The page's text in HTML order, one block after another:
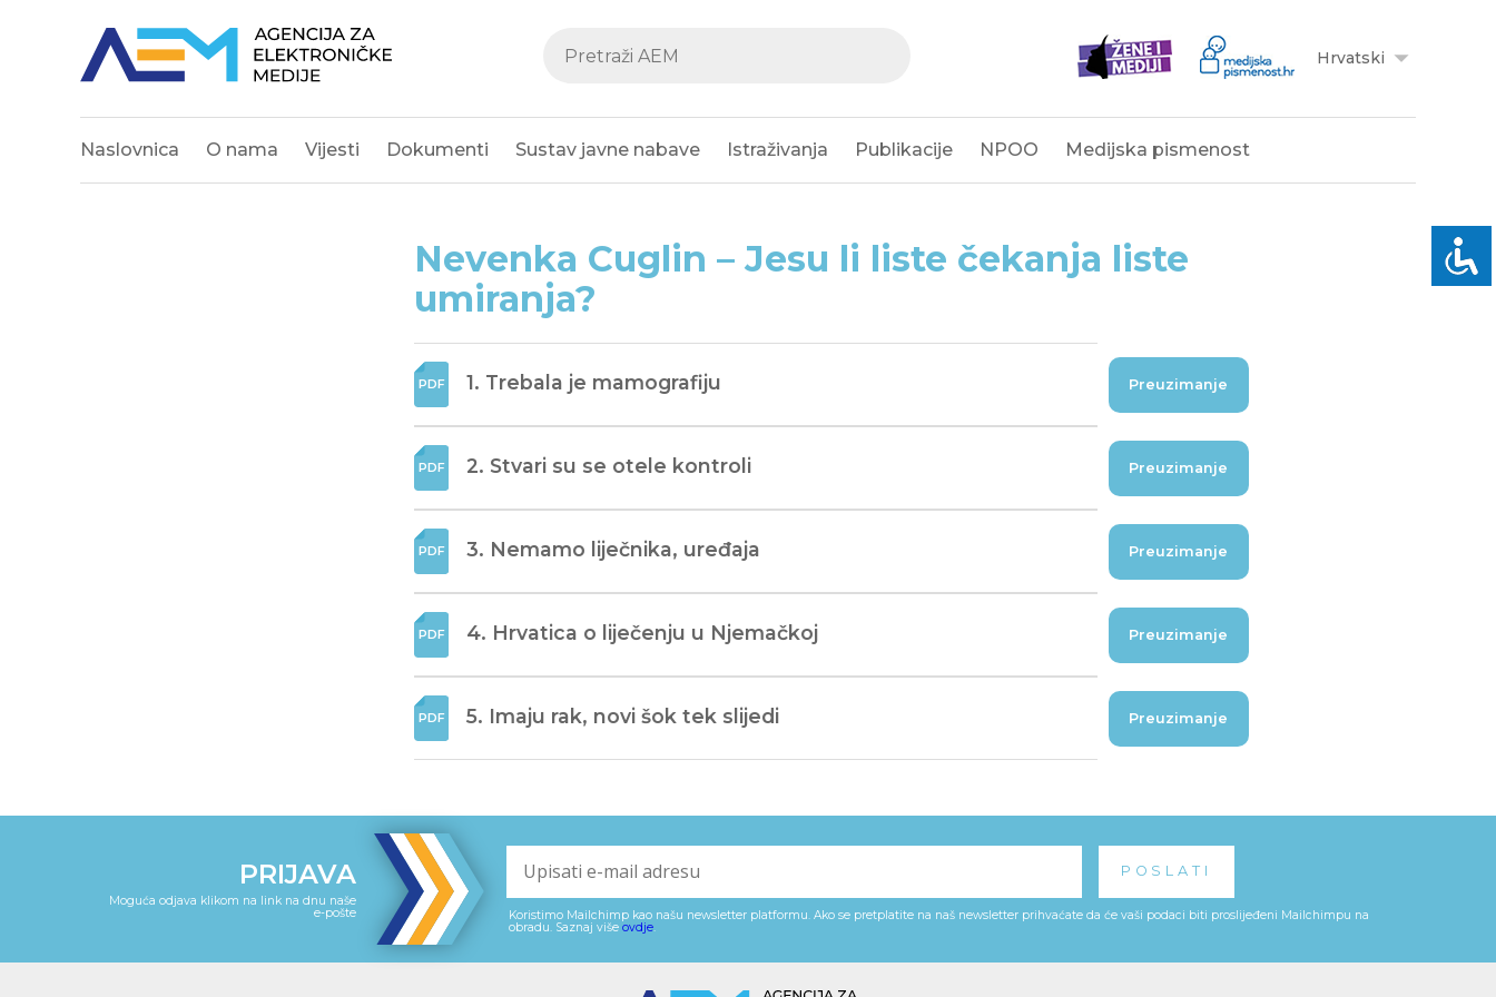
Hrvatski
Naslovnica O nama Vijesti Dokumenti Sustav javne nabave Istraživanja Publikacije NPOO Medijska pismenost
Nevenka Cuglin – Jesu li liste čekanja liste
umiranja?
1. Trebala je mamografiju Preuzimanje
2. Stvari su se otele kontroli Preuzimanje
3. Nemamo liječnika, uređaja Preuzimanje
4. Hrvatica o liječenju u Njemačkoj Preuzimanje
5. Imaju rak, novi šok tek slijedi Preuzimanje
PRIJAVA
Moguća odjava klikom na link na dnu naše
e-pošte
Koristimo Mailchimp kao našu newsletter platformu. Ako se pretplatite na naš newsletter prihvaćate da će vaši podaci biti proslijeđeni Mailchimpu na
obradu. Saznaj više ovdje.